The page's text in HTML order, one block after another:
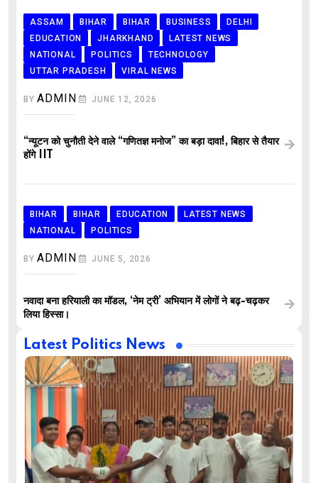
ASSAM BIHAR BIHAR BUSINESS
DELHI
EDUCATION
JHARKHAND
LATEST NEWS
NATIONAL
POLITICS
TECHNOLOGY
UTTAR PRADESH
VIRAL NEWS
BYADMIN JUNE 12, 2026
“न्यूटन को चुनौती देने वाले “गणितज्ञ मनोज” का बड़ा दावा!, बिहार से तैयार
होंगे IIT
BIHAR BIHAR EDUCATION
LATEST NEWS
NATIONAL
POLITICS
BYADMIN JUNE 5, 2026
नवादा बना हरियाली का मॉडल, ‘नेम ट्री’ अभियान में लोगों ने बढ़-चढ़कर
लिया हिस्सा।
Latest Politics News